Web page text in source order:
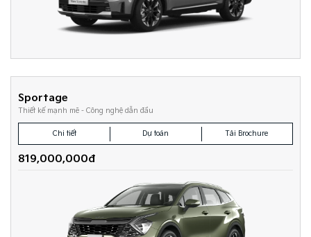
Sportage
Thiết kế mạnh mẽ - Công nghệ dẫn đầu
Chi tiết Dự toán Tải Brochure
819,000,000đ